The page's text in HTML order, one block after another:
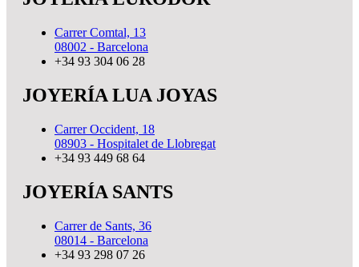
Carrer Comtal, 13
08002 - Barcelona
+34 93 304 06 28
JOYERÍA LUA JOYAS
Carrer Occident, 18
08903 - Hospitalet de Llobregat
+34 93 449 68 64
JOYERÍA SANTS
Carrer de Sants, 36
08014 - Barcelona
+34 93 298 07 26